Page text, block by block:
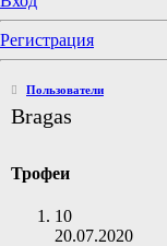
Регистрация
Пользователи
Bragas
Трофеи
10
20.07.2020